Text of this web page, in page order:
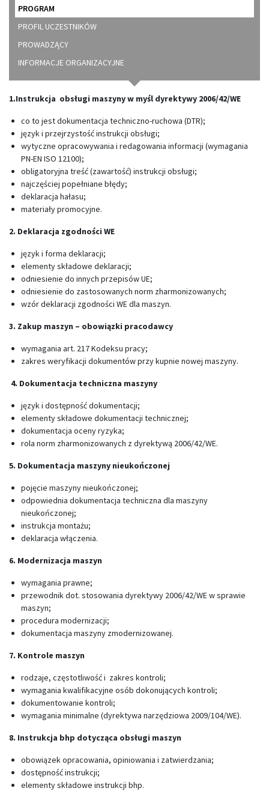
PROGRAM
PROFIL UCZESTNIKÓW
PROWADZĄCY
INFORMACJE ORGANIZACYJNE
1.Instrukcja obsługi maszyny w myśl dyrektywy 2006/42/WE
co to jest dokumentacja techniczno-ruchowa (DTR);
język i przejrzystość instrukcji obsługi;
wytyczne opracowywania i redagowania informacji (wymagania
PN-EN ISO 12100);
obligatoryjna treść (zawartość) instrukcji obsługi;
najczęściej popełniane błędy;
deklaracja hałasu;
materiały promocyjne.
2. Deklaracja zgodności WE
język i forma deklaracji;
elementy składowe deklaracji;
odniesienie do innych przepisów UE;
odniesienie do zastosowanych norm zharmonizowanych;
wzór deklaracji zgodności WE dla maszyn.
3. Zakup maszyn – obowiązki pracodawcy
wymagania art. 217 Kodeksu pracy;
zakres weryfikacji dokumentów przy kupnie nowej maszyny.
4. Dokumentacja techniczna maszyny
język i dostępność dokumentacji;
elementy składowe dokumentacji technicznej;
dokumentacja oceny ryzyka;
rola norm zharmonizowanych z dyrektywą 2006/42/WE.
5. Dokumentacja maszyny nieukończonej
pojęcie maszyny nieukończonej;
odpowiednia dokumentacja techniczna dla maszyny
nieukończonej;
instrukcja montażu;
deklaracja włączenia.
6. Modernizacja maszyn
wymagania prawne;
przewodnik dot. stosowania dyrektywy 2006/42/WE w sprawie
maszyn;
procedura modernizacji;
dokumentacja maszyny zmodernizowanej.
7. Kontrole maszyn
rodzaje, częstotliwość i zakres kontroli;
wymagania kwalifikacyjne osób dokonujących kontroli;
dokumentowanie kontroli;
wymagania minimalne (dyrektywa narzędziowa 2009/104/WE).
8. Instrukcja bhp dotycząca obsługi maszyn
obowiązek opracowania, opiniowania i zatwierdzania;
dostępność instrukcji;
elementy składowe instrukcji bhp.